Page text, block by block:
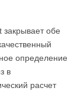
обе
определение
в
расчет